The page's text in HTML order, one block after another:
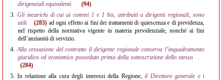
dirigenziali equivalenti.
(94)
3. Gli incarichi di cui ai commi 1 e 1 bis, attribuiti a dirigenti regionali, sono
utili
(283) ad ogni effetto ai fini dei trattamenti di quiescenza e di previdenza,
nel rispetto della normativa vigente in materia previdenziale, nonché ai fini
dell’anzianità di servizio.
4. Alla cessazione del contratto il dirigente regionale conserva l’inquadramento
giuridico ed economico posseduto prima della sottoscrizione dello stesso
.
(284)
5. In relazione alla cura degli interessi della Regione,il Direttore generale e i